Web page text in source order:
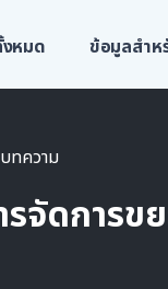
หมด ข้อมูลสำห
บทความ
จัดการ